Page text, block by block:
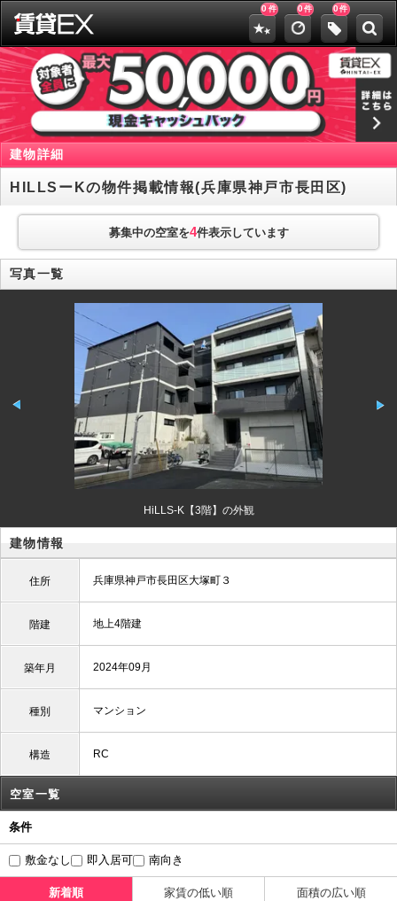
0 件 0件 0件
建物詳細
HILLSーKの物件掲載情報(兵庫県神戸市長田区)
募集中の空室を4件表示しています
写真一覧
HiLLS-K【3階】の外観
建物情報
住所 兵庫県神戸市長田区大塚町３
階建 地上4階建
築年月 2024年09月
種別 マンション
構造 RC
空室一覧
条件
敷金なし 即入居可 南向き
新着順 家賃の低い順 面積の広い順